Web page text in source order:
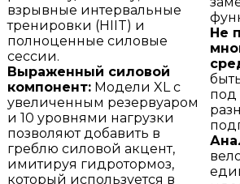
взрывные интервальные
тренировки (HIIT) и
полноценные силовые
сессии.
Выраженный силовой
компонент: Модели XL с
увеличенным резервуаром
и 10 уровнями нагрузки
позволяют добавить в
греблю силовой акцент,
имитируя гидротормоз,
который используется в
Не
под